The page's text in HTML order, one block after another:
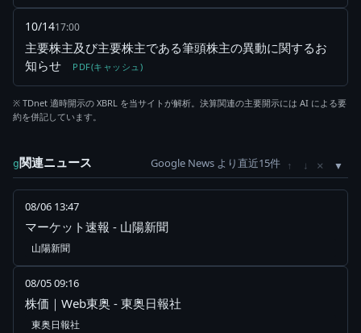
10/1417:00
主要株主及び主要株主である筆頭株主の異動に関するお
知らせ
PDF(キャッシュ)
※ TDnet 適時開示の XBRL を当サイトが解析。決算関連の主要開示には AI による要
約を併記しています。
g関連ニュース Google News より直近15件 ↑ ↓ ×
08/06 13:47
マーケット速報 - 山陽新聞
山陽新聞
08/05 09:16
株価｜Web東奥 - 東奥日報社
東奥日報社